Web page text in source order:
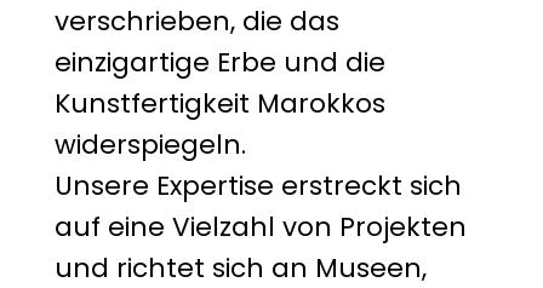
verschrieben, die das
einzigartige Erbe und die
Kunstfertigkeit Marokkos
widerspiegeln.
Unsere Expertise erstreckt sich
auf eine Vielzahl von Projekten
und richtet sich an Museen,